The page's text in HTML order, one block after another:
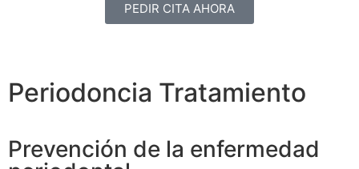
PEDIR CITA AHORA
Periodoncia Tratamiento
Prevención de la enfermedad